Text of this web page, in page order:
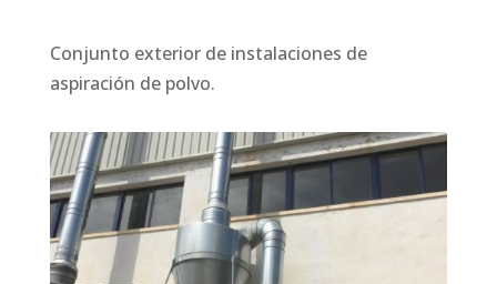
Conjunto exterior de instalaciones de
aspiración de polvo.